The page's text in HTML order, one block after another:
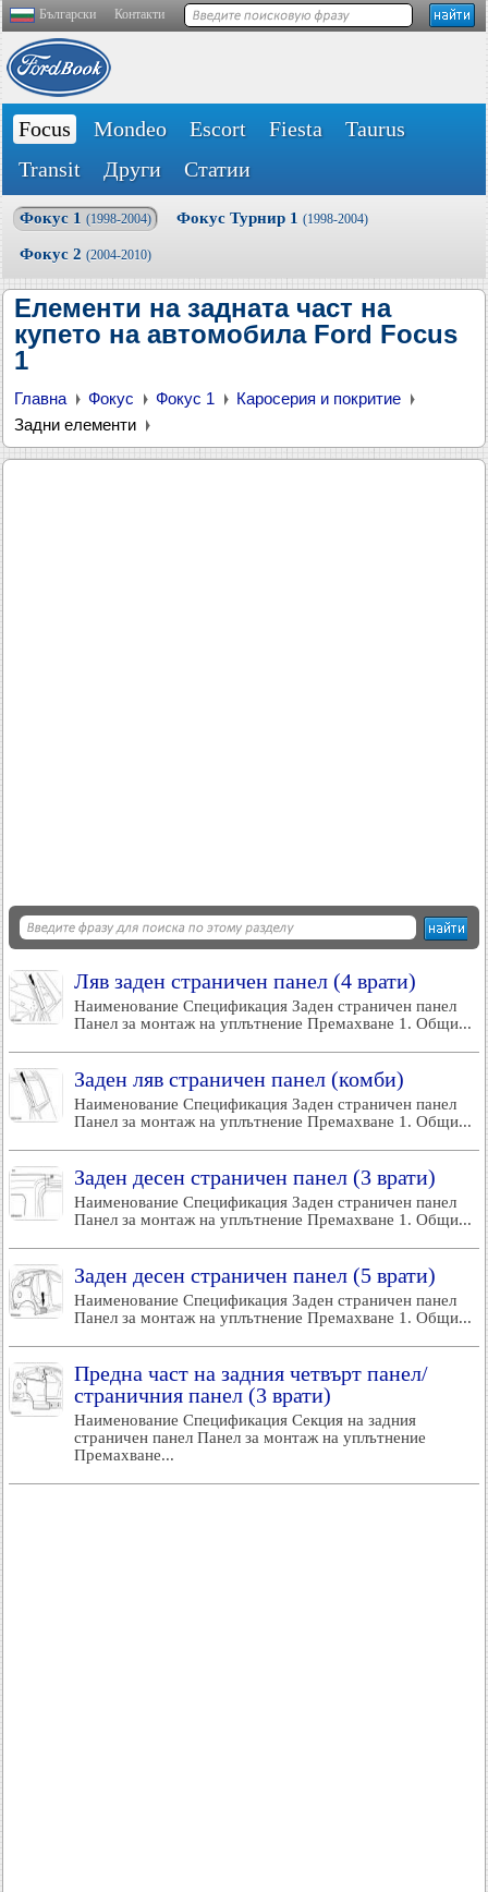
Български Контакти
Focus Mondeo Escort Fiesta
Taurus
Transit
Други Статии
Фокус 1 (1998-2004) Фокус Турнир 1 (1998-2004)
Фокус 2 (2004-2010)
Елементи на задната част на
купето на автомобила Ford Focus
1
Главна Фокус Фокус 1
Каросерия и покритие
Задни елементи
Ляв заден страничен панел (4 врати)
Наименование Спецификация Заден страничен панел
Панел за монтаж на уплътнение Премахване 1. Общи...
Заден ляв страничен панел (комби)
Наименование Спецификация Заден страничен панел
Панел за монтаж на уплътнение Премахване 1. Общи...
Заден десен страничен панел (3 врати)
Наименование Спецификация Заден страничен панел
Панел за монтаж на уплътнение Премахване 1. Общи...
Заден десен страничен панел (5 врати)
Наименование Спецификация Заден страничен панел
Панел за монтаж на уплътнение Премахване 1. Общи...
Предна част на задния четвърт панел/
страничния панел (3 врати)
Наименование Спецификация Секция на задния
страничен панел Панел за монтаж на уплътнение
Премахване...